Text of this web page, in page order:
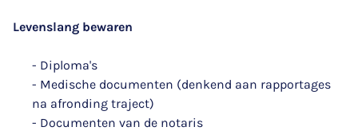
Levenslang bewaren
- Diploma's
- Medische documenten (denkend aan rapportages
na afronding traject)
- Documenten van de notaris